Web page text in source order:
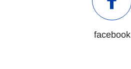
facebook